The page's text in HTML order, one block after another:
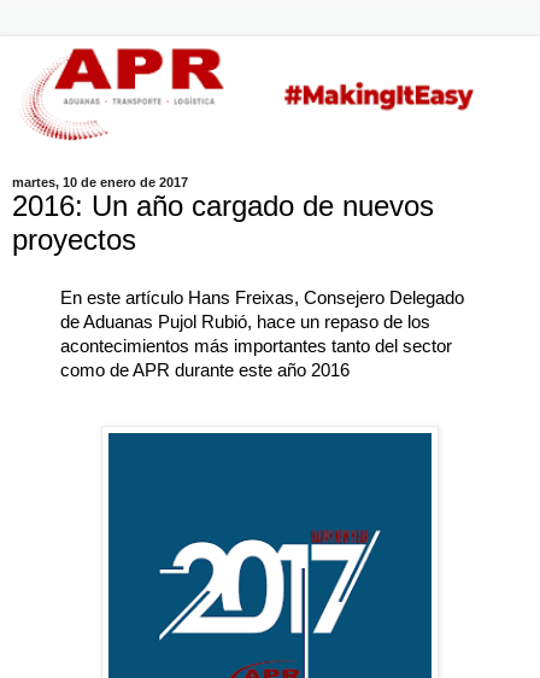
martes, 10 de enero de 2017
2016: Un año cargado de nuevos
proyectos
En este artículo Hans Freixas, Consejero Delegado
de Aduanas Pujol Rubió, hace un repaso de los
acontecimientos más importantes tanto del sector
como de APR durante este año 2016